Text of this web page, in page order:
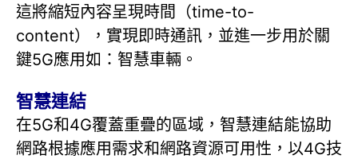
這將縮短內容呈現時間（time-to-
content），實現即時通訊，並進一步用於關
鍵5G應用如：智慧車輛。
智慧連結
在5G和4G覆蓋重疊的區域，智慧連結能協助
網路根據應用需求和網路資源可用性，以4G技